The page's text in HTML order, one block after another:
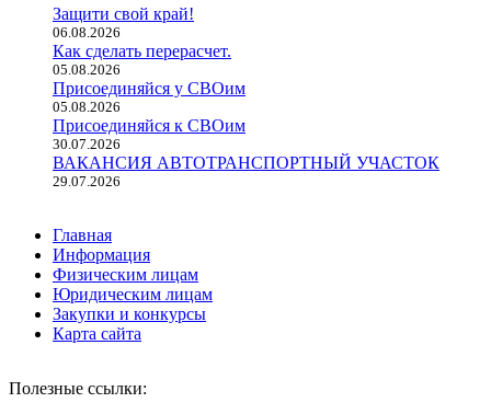
Защити свой край!
06.08.2026
Как сделать перерасчет.
05.08.2026
Присоединяйся у СВОим
05.08.2026
Присоединяйся к СВОим
30.07.2026
ВАКАНСИЯ АВТОТРАНСПОРТНЫЙ УЧАСТОК
29.07.2026
Главная
Информация
Физическим лицам
Юридическим лицам
Закупки и конкурсы
Карта сайта
Полезные ссылки: